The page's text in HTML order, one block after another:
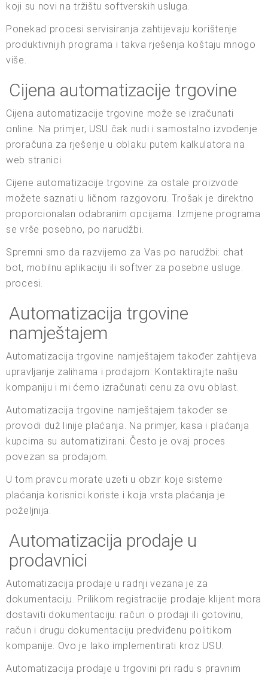
koji su novi na tržištu softverskih usluga.
Ponekad procesi servisiranja zahtijevaju korištenje
produktivnijih programa i takva rješenja koštaju mnogo
više.
Cijena automatizacije trgovine
Cijena automatizacije trgovine može se izračunati
online. Na primjer, USU čak nudi i samostalno izvođenje
proračuna za rješenje u oblaku putem kalkulatora na
web stranici.
Cijene automatizacije trgovine za ostale proizvode
možete saznati u ličnom razgovoru. Trošak je direktno
proporcionalan odabranim opcijama. Izmjene programa
se vrše posebno, po narudžbi.
Spremni smo da razvijemo za Vas po narudžbi: chat
bot, mobilnu aplikaciju ili softver za posebne usluge.
procesi.
Automatizacija trgovine
namještajem
Automatizacija trgovine namještajem također zahtijeva
upravljanje zalihama i prodajom. Kontaktirajte našu
kompaniju i mi ćemo izračunati cenu za ovu oblast.
Automatizacija trgovine namještajem također se
provodi duž linije plaćanja. Na primjer, kasa i plaćanja
kupcima su automatizirani. Često je ovaj proces
povezan sa prodajom.
U tom pravcu morate uzeti u obzir koje sisteme
plaćanja korisnici koriste i koja vrsta plaćanja je
poželjnija.
Automatizacija prodaje u
prodavnici
Automatizacija prodaje u radnji vezana je za
dokumentaciju. Prilikom registracije prodaje klijent mora
dostaviti dokumentaciju: račun o prodaji ili gotovinu,
račun i drugu dokumentaciju predviđenu politikom
kompanije. Ovo je lako implementirati kroz USU.
Automatizacija prodaje u trgovini pri radu s pravnim